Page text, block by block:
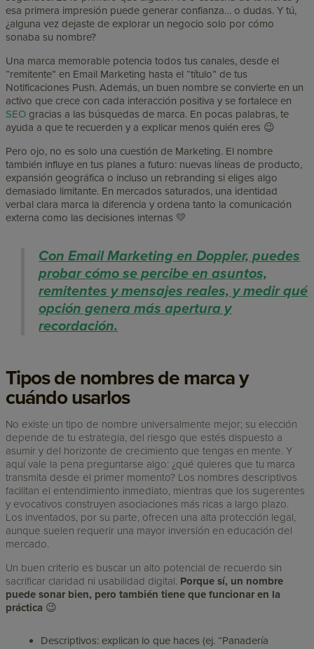
esa primera impresión puede generar confianza… o dudas. Y tú,
¿alguna vez dejaste de explorar un negocio solo por cómo
sonaba su nombre?
Una marca memorable potencia todos tus canales, desde el
“remitente” en Email Marketing hasta el “título” de tus
Notificaciones Push. Además, un buen nombre se convierte en un
activo que crece con cada interacción positiva y se fortalece en
SEO gracias a las búsquedas de marca. En pocas palabras, te
ayuda a que te recuerden y a explicar menos quién eres 😉
Pero ojo, no es solo una cuestión de Marketing. El nombre
también influye en tus planes a futuro: nuevas líneas de producto,
expansión geográfica o incluso un rebranding si eliges algo
demasiado limitante. En mercados saturados, una identidad
verbal clara marca la diferencia y ordena tanto la comunicación
externa como las decisiones internas 💛
Con Email Marketing en Doppler, puedes
probar cómo se percibe en asuntos,
remitentes y mensajes reales, y medir qué
opción genera más apertura y
recordación.
Tipos de nombres de marca y
cuándo usarlos
No existe un tipo de nombre universalmente mejor; su elección
depende de tu estrategia, del riesgo que estés dispuesto a
asumir y del horizonte de crecimiento que tengas en mente. Y
aquí vale la pena preguntarse algo: ¿qué quieres que tu marca
transmita desde el primer momento? Los nombres descriptivos
facilitan el entendimiento inmediato, mientras que los sugerentes
y evocativos construyen asociaciones más ricas a largo plazo.
Los inventados, por su parte, ofrecen una alta protección legal,
aunque suelen requerir una mayor inversión en educación del
mercado.
Un buen criterio es buscar un alto potencial de recuerdo sin
sacrificar claridad ni usabilidad digital. Porque sí, un nombre
puede sonar bien, pero también tiene que funcionar en la
práctica 😉
Descriptivos: explican lo que haces (ej. “Panadería